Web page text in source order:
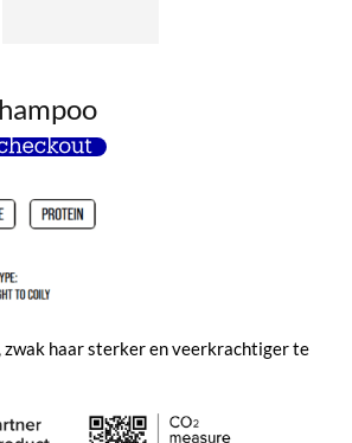
zwak haar sterker en veerkrachtiger te